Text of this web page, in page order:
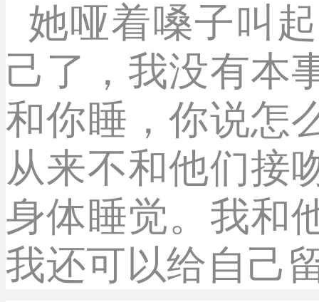
她哑着嗓子叫
己了，我没有本
和你睡，你说怎
从来不和他们接
身体睡觉。我和
我还可以给自己